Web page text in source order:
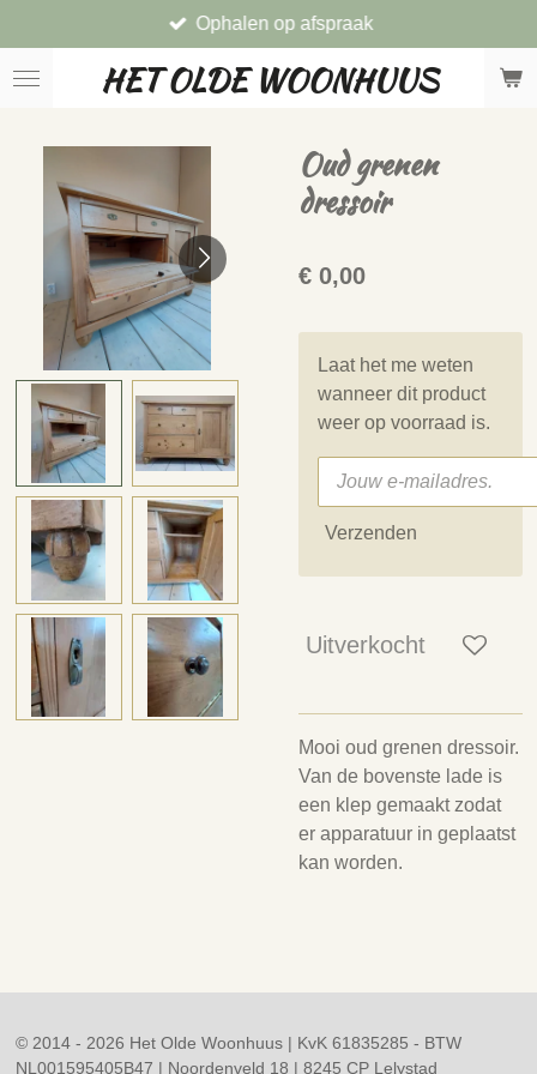
direct
naar
HET OLDE WOONHUUS
Ophalen op afspraak
Oud grenen
dressoir
€ 0,00
Laat het me weten
wanneer dit product
weer op voorraad is.
Verzenden
Uitverkocht
Mooi oud grenen dressoir.
Van de bovenste lade is
een klep gemaakt zodat
er apparatuur in geplaatst
kan worden.
© 2014 - 2026 Het Olde Woonhuus | KvK 61835285 - BTW
NL001595405B47 | Noordenveld 18 | 8245 CP Lelystad